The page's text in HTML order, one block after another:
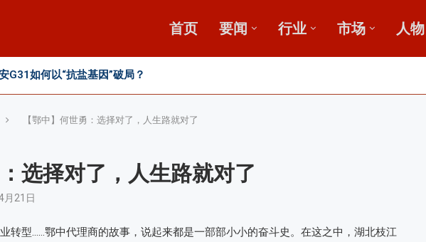
首页 要闻 行业 市场 人物
新发展大会成功举办
【鄂中】何世勇：选择对了，人生路就对了
选择对了，人生路就对了
月21日
转型……鄂中代理商的故事，说起来都是一部部小小的奋斗史。在这之中，湖北枝江